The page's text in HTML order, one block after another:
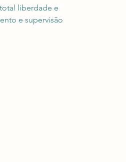
liberdade e
e supervisão